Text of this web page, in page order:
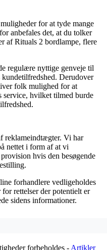
for at tyde mange
anbefales det, at du tolker
af Rituals 2 bordlampe, flere
regulære nyttige genveje til
Derudover
folk mulighed for at
service, hvilket tilmed burde
reklameindtægter. Vi har
nettet i form af at vi
hvis den besøgende
forhandlere vedligeholdes
rettelser der potentielt er
sidens informationer.
forbeholdes - Artikler